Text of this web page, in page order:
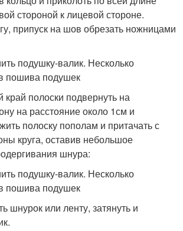
стороной к лицевой стороне.
припуск на шов обрезать ножницами
полоски подвернуть на
на расстояние около 1см и
полоску пополам и притачать с
круга, оставив небольшое
шнура:
шнурок или ленту, затянуть и